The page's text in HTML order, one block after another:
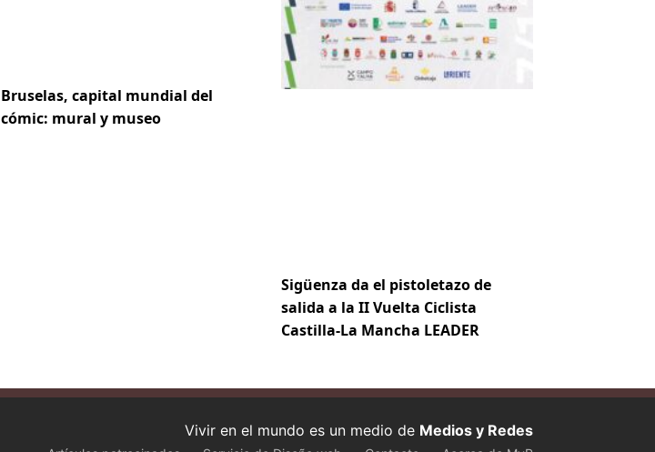
Bruselas, capital mundial del
cómic: mural y museo
Sigüenza da el pistoletazo de
salida a la II Vuelta Ciclista
Castilla-La Mancha LEADER
Vivir en el mundo es un medio de Medios y Redes